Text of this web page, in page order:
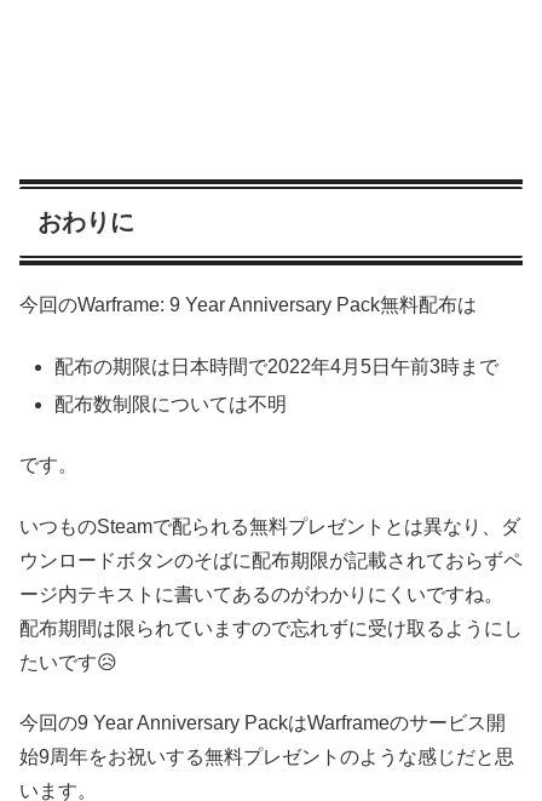
おわりに
今回のWarframe: 9 Year Anniversary Pack無料配布は
配布の期限は日本時間で2022年4月5日午前3時まで
配布数制限については不明
です。
いつものSteamで配られる無料プレゼントとは異なり、ダ
ウンロードボタンのそばに配布期限が記載されておらずペ
ージ内テキストに書いてあるのがわかりにくいですね。
配布期間は限られていますので忘れずに受け取るようにし
たいです😥
今回の9 Year Anniversary PackはWarframeのサービス開
始9周年をお祝いする無料プレゼントのような感じだと思
います。